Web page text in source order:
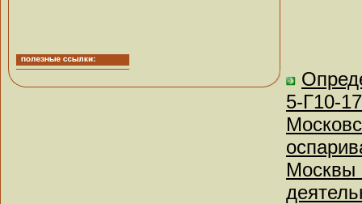
5-Г10-
Москвы